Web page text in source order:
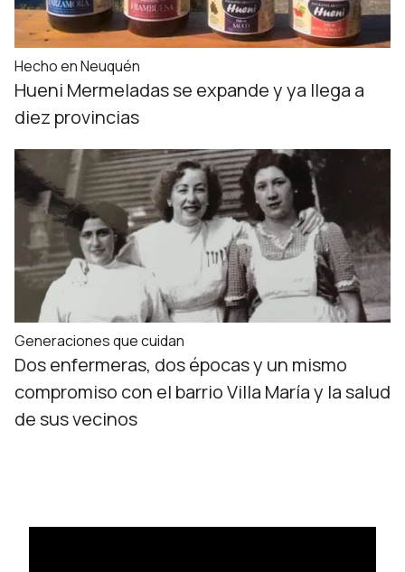
Hecho en Neuquén
Hueni Mermeladas se expande y ya llega a
diez provincias
Generaciones que cuidan
Dos enfermeras, dos épocas y un mismo
compromiso con el barrio Villa María y la salud
de sus vecinos